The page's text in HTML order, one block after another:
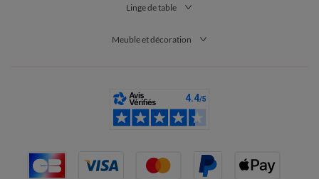
Linge de table
Meuble et décoration